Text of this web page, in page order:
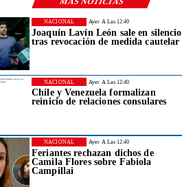
Ayer A Las 12:40
Joaquín Lavín León sale en silencio
tras revocación de medida cautelar
NACIONAL
Ayer A Las 12:40
Chile y Venezuela formalizan
reinicio de relaciones consulares
NACIONAL
Ayer A Las 12:40
Feriantes rechazan dichos de
Camila Flores sobre Fabiola
Campillai
NACIONAL